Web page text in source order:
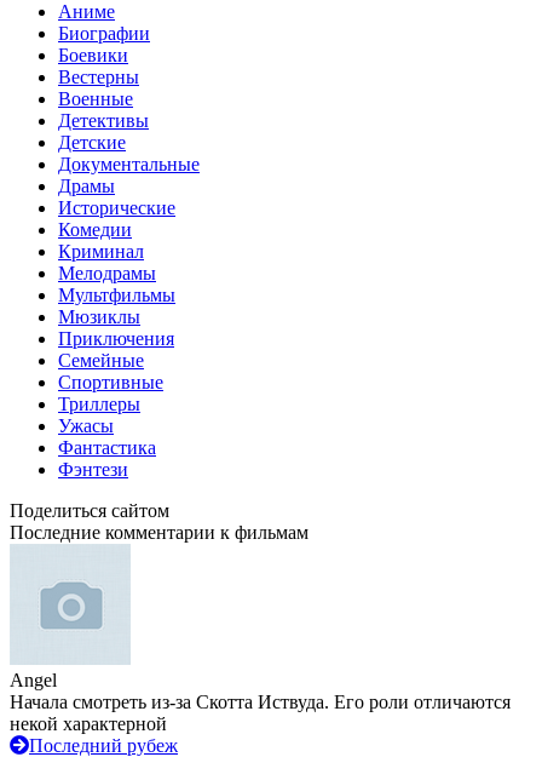
Аниме
Биографии
Боевики
Вестерны
Военные
Детективы
Детские
Документальные
Драмы
Исторические
Комедии
Криминал
Мелодрамы
Мультфильмы
Мюзиклы
Приключения
Семейные
Спортивные
Триллеры
Ужасы
Фантастика
Фэнтези
Поделиться сайтом
Последние комментарии к фильмам
Angel
Начала смотреть из-за Скотта Иствуда. Его роли отличаются
некой характерной
Последний рубеж